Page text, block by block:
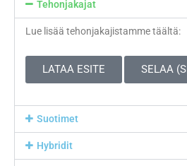
Tehonjakajat
Lue lisää tehonjakajistamme täältä:
LATAA ESITE SELAA
Suotimet
Hybridit